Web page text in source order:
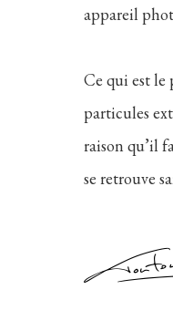
appareil
Ce qui est le
particules
raison qu’il
se retrouve